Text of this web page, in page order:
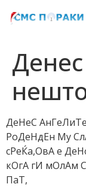
ДеНеС
РоДеНдЕн Му
сРеЌа,ОвА е
кОгА гИ мОлАм
ПаТ,